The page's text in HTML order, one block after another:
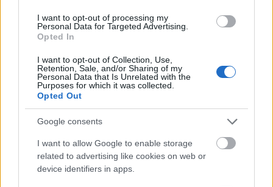
I want to opt-out of processing my
Personal Data for Targeted Advertising.
Opted In
I want to opt-out of Collection, Use,
Retention, Sale, and/or Sharing of my
Personal Data that Is Unrelated with the
Purposes for which it was collected.
Opted Out
Google consents
I want to allow Google to enable storage
related to advertising like cookies on web or
device identifiers in apps.